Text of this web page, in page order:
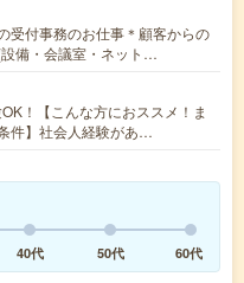
受付事務のお仕事＊顧客からの
備・会議室・ネット…
！【こんな方におススメ！ま
件】社会人経験があ…
40代 50代 60代